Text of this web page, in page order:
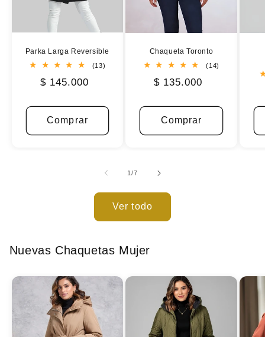
Parka Larga Reversible
(13)
$ 145.000
Comprar
Chaqueta Toronto
(14)
$ 135.000
Comprar
1/de
7
Ver todo
Nuevas Chaquetas Mujer